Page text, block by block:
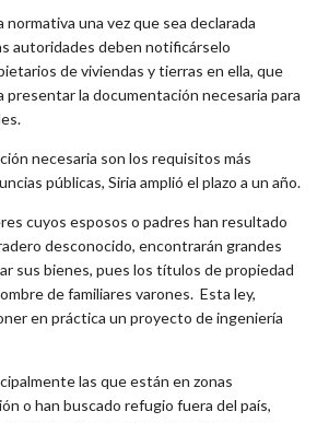
una vez que sea declarada
autoridades deben notificárselo
de viviendas y tierras en ella, que
presentar la documentación necesaria para
necesaria son los requisitos más
públicas, Siria amplió el plazo a un año.
cuyos esposos o padres han resultado
desconocido, encontrarán grandes
sus bienes, pues los títulos de propiedad
de familiares varones. Esta ley,
en práctica un proyecto de ingeniería
las que están en zonas
o han buscado refugio fuera del país,